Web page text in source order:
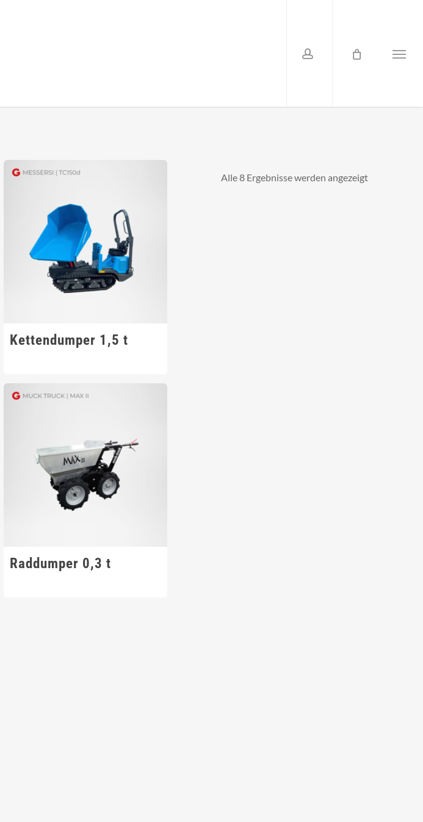
Menu
Alle 8 Ergebnisse werden angezeigt
Kettendumper 1,5 t
Raddumper 0,3 t